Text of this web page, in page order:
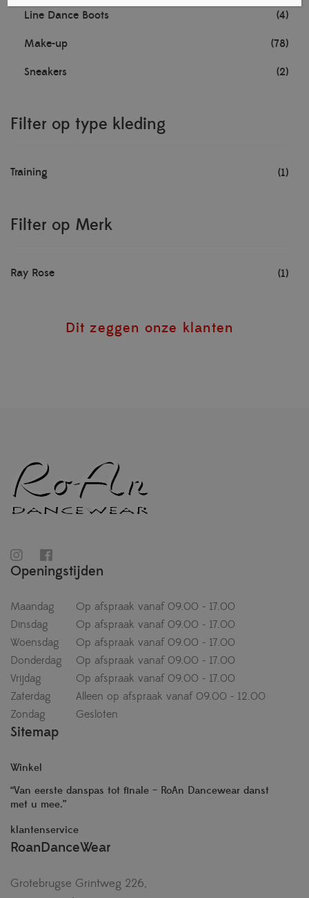
Line Dance Boots (4)
Make-up (78)
Sneakers (2)
Filter op type kleding
Training (1)
Filter op Merk
Ray Rose (1)
Dit zeggen onze klanten
Openingstijden
Maandag
Op afspraak vanaf 09.00 - 17.00
Dinsdag
Op afspraak vanaf 09.00 - 17.00
Woensdag
Op afspraak vanaf 09.00 - 17.00
Donderdag
Op afspraak vanaf 09.00 - 17.00
Vrijdag
Op afspraak vanaf 09.00 - 17.00
Zaterdag
Alleen op afspraak vanaf 09.00 - 12.00
Zondag
Gesloten
Sitemap
Winkel
“Van eerste danspas tot finale – RoAn Dancewear danst
met u mee.”
klantenservice
RoanDanceWear
Grotebrugse Grintweg 226,